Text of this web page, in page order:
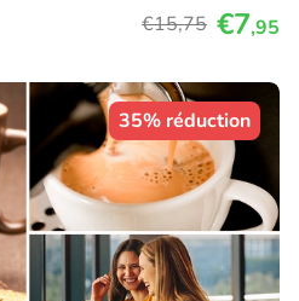
€15,75 €7,95
35% réduction